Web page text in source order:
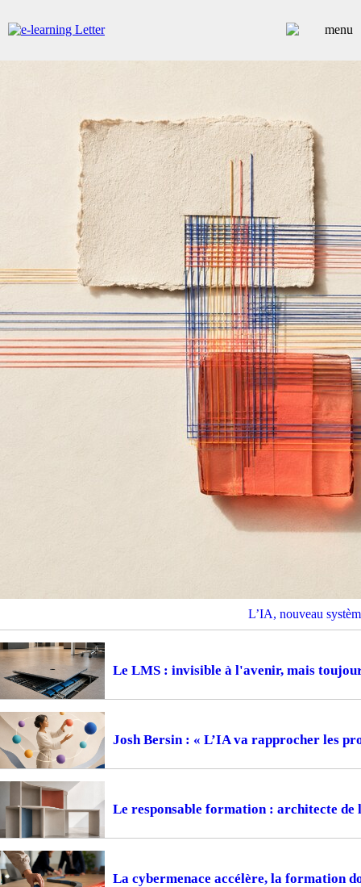
CONTRIBUTEURS
ANNUAIRE PREMIUM
EMPLOIS
ÉVÉNEMENTS
COMMUNIQUÉS
LES PLUS LUS
INSCRIPTION NEWSLETTER
L’IA, nouveau
Le LMS : invisible à l'avenir, mais
Josh Bersin : « L’IA va rapprocher les
Le responsable formation : architecte
La cybermenace accélère, la formation